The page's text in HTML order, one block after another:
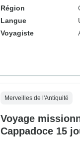
Région
Langue
Voyagiste
Merveilles de l'Antiquité
Voyage
Cappadoce 15